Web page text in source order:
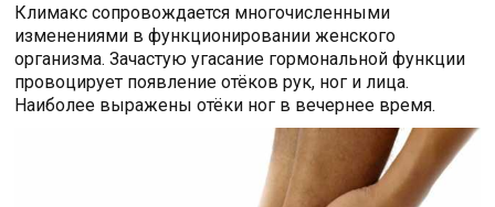
Климакс сопровождается многочисленными
изменениями в функционировании женского
организма. Зачастую угасание гормональной функции
провоцирует появление отёков рук, ног и лица.
Наиболее выражены отёки ног в вечернее время.